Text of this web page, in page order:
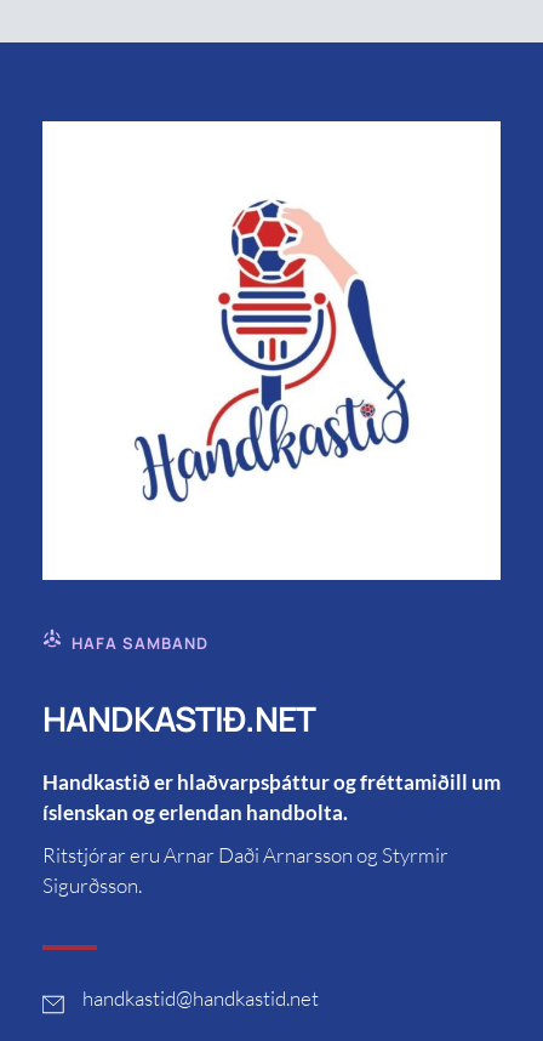
HAFA SAMBAND
HANDKASTIÐ.NET
Handkastið er hlaðvarpsþáttur og fréttamiðill um
íslenskan og erlendan handbolta.
Ritstjórar eru Arnar Daði Arnarsson og Styrmir
Sigurðsson.
handkastid@handkastid.net